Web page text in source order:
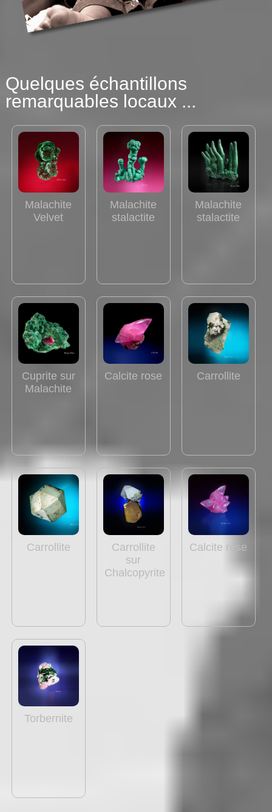
Quelques échantillons
remarquables locaux ...
Malachite
Velvet
Malachite
stalactite
Malachite
stalactite
Cuprite sur
Malachite
Calcite rose Carrollite
Carrollite
Carrollite
sur
Chalcopyrite
Calcite rose
Torbernite